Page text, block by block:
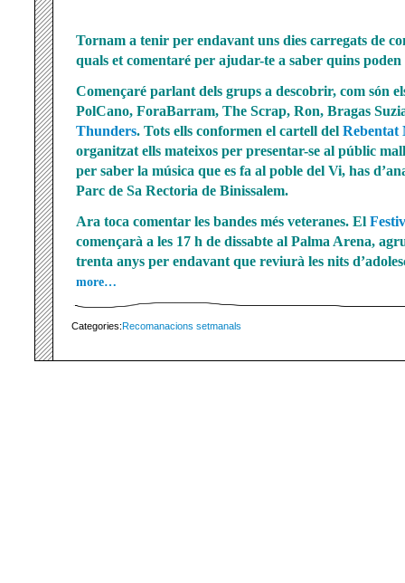
Tornam a tenir per endavant uns dies carregats de
quals et comentaré per ajudar-te a saber quins poden
Començaré parlant dels grups a descobrir, com són
PolCano, ForaBarram, The Scrap, Ron, Bragas
Thunders. Tots ells conformen el cartell del Rebentat
organitzat ells mateixos per presentar-se al públic
per saber la música que es fa al poble del Vi, has
Parc de Sa Rectoria de Binissalem.
Ara toca comentar les bandes més veteranes. El
començarà a les 17 h de dissabte al Palma Arena,
trenta anys per endavant que reviurà les nits
more…
Categories:Recomanacions setmanals